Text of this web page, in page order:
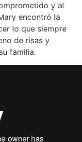
y al
encontró la
lo que siempre
de risas y
familia.